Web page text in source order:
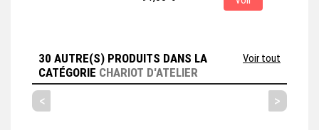
choisissant cet accessoire, assurez-vous
accessoire est couramment...
30 AUTRE(S) PRODUITS DANS LA
CATÉGORIE CHARIOT D'ATELIER
Voir tout
< >